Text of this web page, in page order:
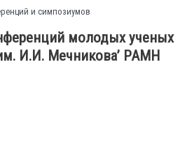
и симпозиумов
молодых ученых
И.И. Мечникова’ РАМН